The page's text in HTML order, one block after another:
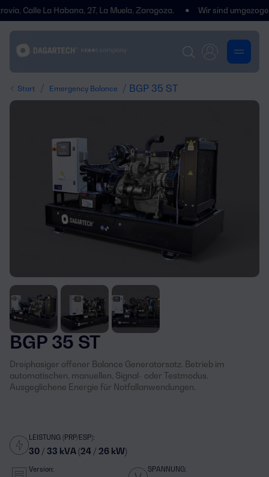
La Habana, 27, La Muela, Zaragoza. Wir sind umgezogen!
Start / Emergency Balance / BGP 35 ST
BGP 35 ST
Dreiphasiger offener Balance Generatorsatz. Betrieb im
automatischen, manuellen, Signal- oder Testmodus.
Ausgeglichene Energie für Notfallanwendungen.
LEISTUNG (PRP/ESP):
30 / 33 kVA (24 / 26 kW)
Version: SPANNUNG: